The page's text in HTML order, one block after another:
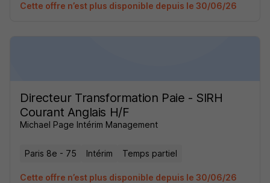
Cette offre n’est plus disponible depuis le 30/06/26
Directeur Transformation Paie - SIRH
Courant Anglais H/F
Michael Page Intérim Management
Paris 8e - 75 Intérim Temps partiel
Cette offre n’est plus disponible depuis le 30/06/26